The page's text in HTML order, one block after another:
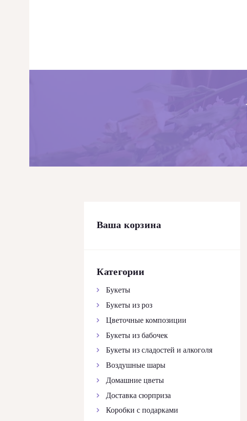
КОНТАКТЫВаша корзина
Категории
Букеты
Букеты из роз
Цветочные композиции
Букеты из бабочек
Букеты из сладостей и алкоголя
Воздушные шары
Домашние цветы
Доставка сюрприза
Коробки с подарками